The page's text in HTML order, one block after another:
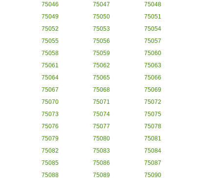
75046
75047
75048
75049
75050
75051
75052
75053
75054
75055
75056
75057
75058
75059
75060
75061
75062
75063
75064
75065
75066
75067
75068
75069
75070
75071
75072
75073
75074
75075
75076
75077
75078
75079
75080
75081
75082
75083
75084
75085
75086
75087
75088
75089 75090